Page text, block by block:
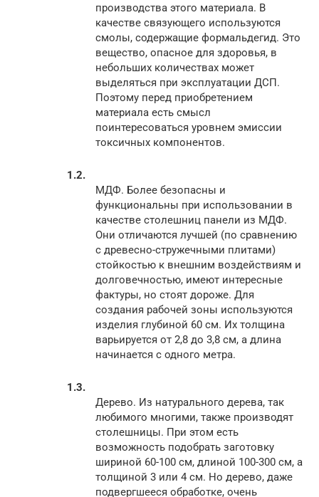
производства этого материала. В
качестве связующего используются
смолы, содержащие формальдегид. Это
вещество, опасное для здоровья, в
небольших количествах может
выделяться при эксплуатации ДСП.
Поэтому перед приобретением
материала есть смысл
поинтересоваться уровнем эмиссии
токсичных компонентов.
МДФ. Более безопасны и
функциональны при использовании в
качестве столешниц панели из МДФ.
Они отличаются лучшей (по сравнению
с древесно-стружечными плитами)
стойкостью к внешним воздействиям и
долговечностью, имеют интересные
фактуры, но стоят дороже. Для
создания рабочей зоны используются
изделия глубиной 60 см. Их толщина
варьируется от 2,8 до 3,8 см, а длина
начинается с одного метра.
Дерево. Из натурального дерева, так
любимого многими, также производят
столешницы. При этом есть
возможность подобрать заготовку
шириной 60-100 см, длиной 100-300 см, а
толщиной 3 или 4 см. Но дерево, даже
подвергшееся обработке, очень